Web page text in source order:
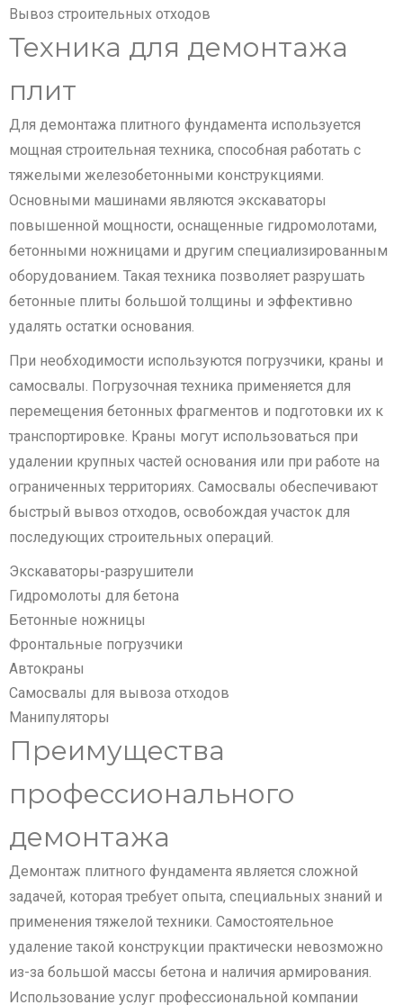
Вывоз строительных отходов
Техника для демонтажа
плит
Для демонтажа плитного фундамента используется
мощная строительная техника, способная работать с
тяжелыми железобетонными конструкциями.
Основными машинами являются экскаваторы
повышенной мощности, оснащенные гидромолотами,
бетонными ножницами и другим специализированным
оборудованием. Такая техника позволяет разрушать
бетонные плиты большой толщины и эффективно
удалять остатки основания.
При необходимости используются погрузчики, краны и
самосвалы. Погрузочная техника применяется для
перемещения бетонных фрагментов и подготовки их к
транспортировке. Краны могут использоваться при
удалении крупных частей основания или при работе на
ограниченных территориях. Самосвалы обеспечивают
быстрый вывоз отходов, освобождая участок для
последующих строительных операций.
Экскаваторы-разрушители
Гидромолоты для бетона
Бетонные ножницы
Фронтальные погрузчики
Автокраны
Самосвалы для вывоза отходов
Манипуляторы
Преимущества
профессионального
демонтажа
Демонтаж плитного фундамента является сложной
задачей, которая требует опыта, специальных знаний и
применения тяжелой техники. Самостоятельное
удаление такой конструкции практически невозможно
из-за большой массы бетона и наличия армирования.
Использование услуг профессиональной компании